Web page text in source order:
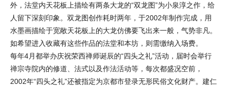
外，法堂内天花板上描绘有两条大龙的“双龙图”为小泉淳之作，给
人留下深刻印象。双龙图创作耗时两年，于2002年制作完成，用
水墨画描绘于宽敞天花板上的大龙仿佛要飞出来一般，气势非凡。
如希望进入收藏有这些作品的法堂和本坊，则需缴纳入场费。
每年4月都举办庆祝荣西禅师诞辰的“四头之礼”活动，届时会举行
禅宗寺院内的修道、法式以及作法活动等，每次都盛况空前，
2002年“四头之礼”还被指定为京都市登录无形民俗文化财产。建仁